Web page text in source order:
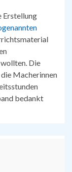
Erstellung
Die
Macherinnen
bedankt
palvelussa